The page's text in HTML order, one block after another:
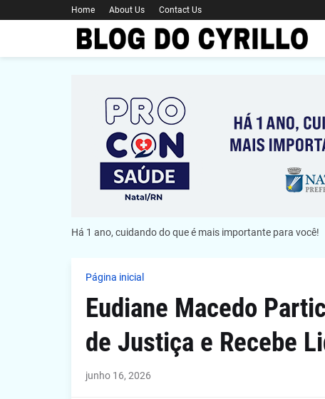
Home About Us Contact Us
Há 1 ano, cuidando do que é mais importante para você!
Página inicial
Eudiane Macedo
de Justiça e Recebe
junho 16, 2026